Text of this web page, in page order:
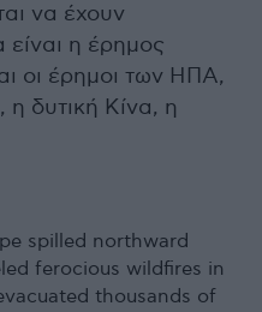
να έχουν
η έρημος
οι έρημοι των ΗΠΑ,
δυτική Κίνα, η
spilled northward
ferocious wildfires in
thousands of